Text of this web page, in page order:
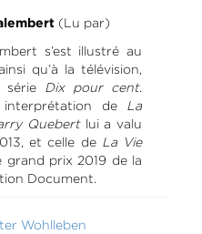
(Lu par)
s’est illustré au
qu’à la télévision,
série Dix pour cent.
de La
Quebertlui a valu
et celle deLa Vie
grand prix 2019 de la
Document.
Wohlleben